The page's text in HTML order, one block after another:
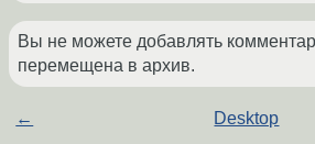
Вы не можете добавлять
перемещена в архив.
← Desktop